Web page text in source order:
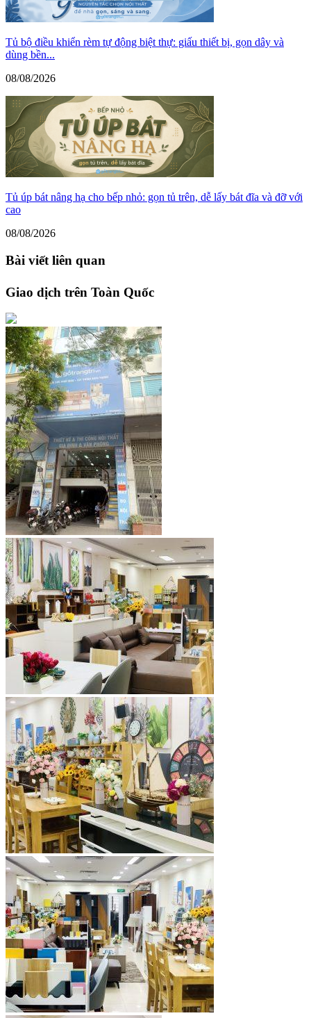
Tủ bộ điều khiển rèm tự động biệt thự: giấu thiết bị, gọn dây và
dùng bền...
08/08/2026
Tủ úp bát nâng hạ cho bếp nhỏ: gọn tủ trên, dễ lấy bát đĩa và đỡ với
cao
08/08/2026
Bài viết liên quan
Giao dịch trên Toàn Quốc